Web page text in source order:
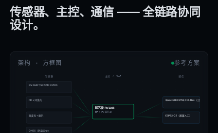
传感器、主控、通信 —— 全链路协同
设计。
架构 · 方框图 参考方案
传感器 主控 / SoC 通信
OV4689 / SC4210 CMOS
PIR + 环境光
双麦克 + 喇叭
GNSS（防盗定位）
瑞芯微 RV1106
ISP + NPU 端侧 AI
Quectel EG915Q Cat.1 bis（三网兼容）
ESP32-C3（配置入口）